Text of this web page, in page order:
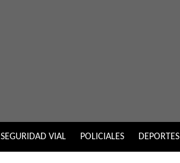
SEGURIDAD VIAL POLICIALES DEPORTES